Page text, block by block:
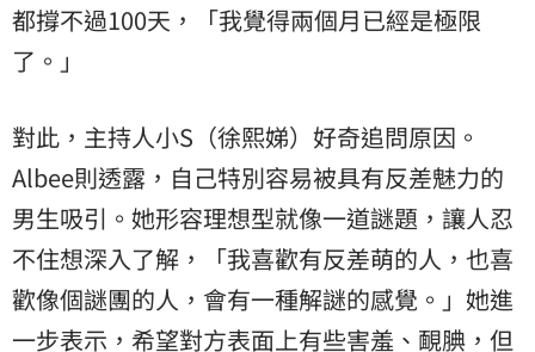
都撐不過100天，「我覺得兩個月已經是極限
了。」
對此，主持人小S（徐熙娣）好奇追問原因。
Albee則透露，自己特別容易被具有反差魅力的
男生吸引。她形容理想型就像一道謎題，讓人忍
不住想深入了解，「我喜歡有反差萌的人，也喜
歡像個謎團的人，會有一種解謎的感覺。」她進
一步表示，希望對方表面上有些害羞、靦腆，但